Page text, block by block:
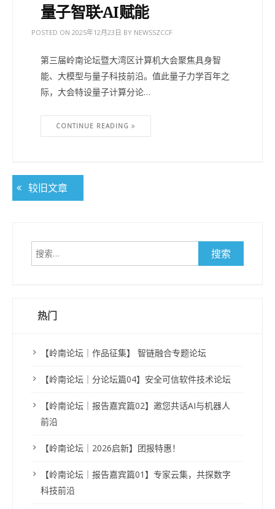
量子智联·AI赋能
POSTED ON 2025年12月23日 BY NEWSSZCCF
第三届岭南论坛暨大湾区计算机大会聚焦具身智
能、大模型与量子科技前沿。值此量子力学百年之
际，大会特设量子计算分论…
CONTINUE READING
较旧文章
搜
索：
热门
【岭南论坛｜作品征集】 智链融合专题论坛
【岭南论坛｜分论坛篇04】安全可信软件技术论坛
【岭南论坛｜报告嘉宾篇02】邀您共话AI与机器人
前沿
【岭南论坛｜2026启新】团报特惠！
【岭南论坛｜报告嘉宾篇01】专家云集，共探数字
科技前沿